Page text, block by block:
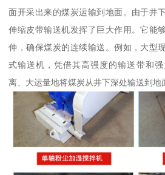
面开采出来的煤炭运输到地面。由于井
伸缩皮带输送机发挥了巨大作用。它能
伸，确保煤炭的连续输送。例如，大型
式输送机，凭借其高强度的输送带和
离、大运量地将煤炭从井下深处输送到地